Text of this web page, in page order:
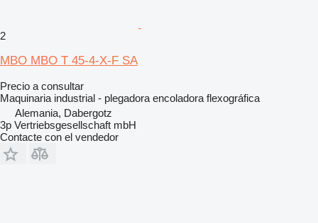
2
MBO MBO T 45-4-X-F SA
Precio a consultar
Maquinaria industrial - plegadora encoladora flexográfica
Alemania, Dabergotz
3p Vertriebsgesellschaft mbH
Contacte con el vendedor